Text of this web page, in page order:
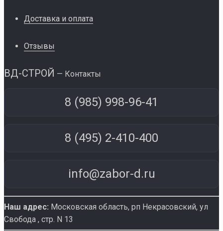
Доставка и оплата
Отзывы
ВД-СТРОЙ — Контакты
8 (985) 998-96-41
8 (495) 2-410-400
info@zabor-d.ru
Наш адрес: Московская область, рп Некрасовский, ул
Свобода , стр. N 13